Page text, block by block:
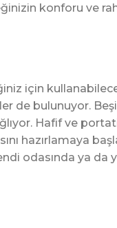
konforu ve
için
de bulunuyor.
Hafif ve
hazırlamaya
odasında ya da